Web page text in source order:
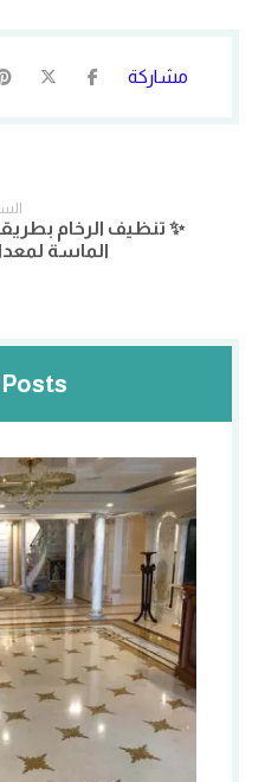
✨ تنظيف الرخام
الماسة